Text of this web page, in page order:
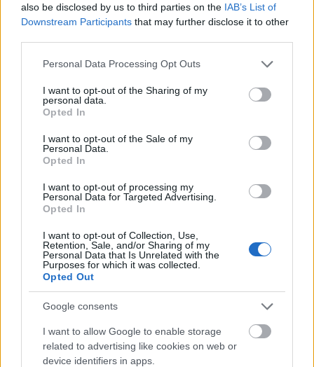
also be disclosed by us to third parties on the IAB’s List of
Downstream Participants that may further disclose it to other
Please note that this website/app uses one or more Google
not limited to your visit or usage behaviour. You may click to
grant or deny consent to Google and its third-party tags to
use your data for below specified purposes in below Google
consent section.
Personal Data Processing Opt Outs
I want to opt-out of the Sharing of my
personal data.
Opted In
I want to opt-out of the Sale of my
Personal Data.
Opted In
I want to opt-out of processing my
Personal Data for Targeted Advertising.
Opted In
I want to opt-out of Collection, Use,
Retention, Sale, and/or Sharing of my
Personal Data that Is Unrelated with the
Purposes for which it was collected.
Opted Out
Google consents
I want to allow Google to enable storage
related to advertising like cookies on web or
device identifiers in apps.
Beszélt az Eurovíziós Dalversenyről is, melyet
twitterén élőben kommentált végig, illetve elmondta,
hogy segített megtervezni karakterének esküvői
ruháját, melyet aStar Trek: Nemezisben
Bevallotta, hogy valószínűleg elaludt az
Űrlázadás
premierjén, valamint elmondta új mottóját:
félni, mint szeretni. Mint a maffia."
Mondott néhány szépség-tippet hölgyeknek:
"Vigyázzanak a bőrükre, és ne menjenek plasztikai
sebészhez, mert Hollywoodban mindenki úgy néz ki,
mint [a son’a faj] az Űrlázadásban!"